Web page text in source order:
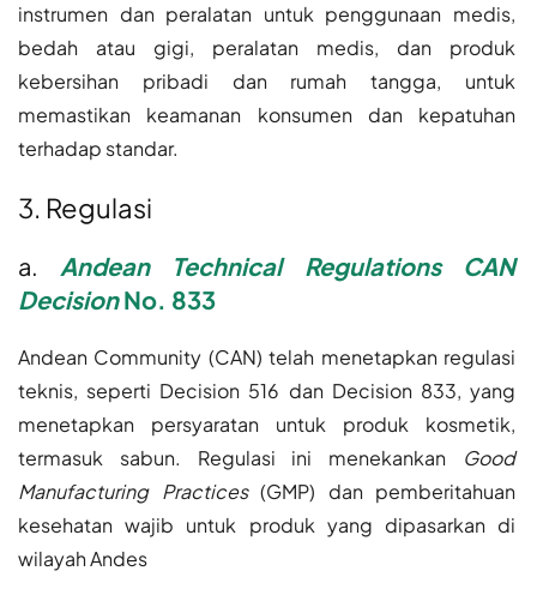
instrumen dan peralatan untuk penggunaan medis,
bedah atau gigi, peralatan medis, dan produk
kebersihan pribadi dan rumah tangga, untuk
memastikan keamanan konsumen dan kepatuhan
terhadap standar.
3. Regulasi
a. Andean Technical Regulations CAN
DecisionNo. 833
Andean Community (CAN) telah menetapkan regulasi
teknis, seperti Decision 516 dan Decision 833, yang
menetapkan persyaratan untuk produk kosmetik,
termasuk sabun. Regulasi ini menekankan Good
Manufacturing Practices(GMP) dan pemberitahuan
kesehatan wajib untuk produk yang dipasarkan di
wilayah Andes